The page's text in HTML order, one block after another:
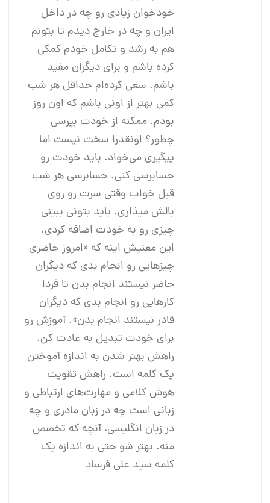
خود‌خوان زیادی رو چه در داخل
ایران و چه در خارج دیدم تا بتونم
هم به رشد و تکامل خودم کمکی
کرده باشم و برای دیگران مفید
باشم. سعی کرده‌ام حداقل هر شب
کمی بهتر از اونی باشم که اون روز
بودم. ممکنه از خودت بپرسی
چطور؟ اونقدرا سخت نیست اما
پیگیری می‌خواد. باید خودت رو
حسابرسی کنی. حسابرسی هر شب
قبل خواب وقتی سرت رو روی
بالش میذاری. باید بتونی ببینی
چیزی رو به خودت اضافه کردی.
این معنیش اینه که «امروز حاضری
چیزهایی رو انجام بدی که دیگران
حاضر نیستند انجام بدن تا فردا
کارهایی رو انجام بدی که دیگران
قادر نیستند انجام بدن». آموزش رو
برای خودت تبدیل به عادت کن.
راهش بهتر شدن به اندازه آموختن
یک کلمه است. راهش تقویت
هوش کلامی و مهارت‌های ارتباطی و
زبانی است چه در زبان مادری و چه
در زبان انگلیسی، آنچه که تخصص
منه. بهتر شو حتی به اندازه یک
کلمه سید علی فرساد